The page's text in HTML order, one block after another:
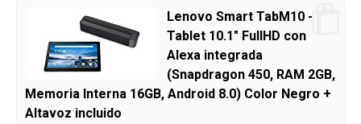
Lenovo Smart TabM10 -
Tablet 10.1" FullHD con
Alexa integrada
(Snapdragon 450, RAM 2GB,
Memoria Interna 16GB, Android 8.0) Color Negro +
Altavoz incluido